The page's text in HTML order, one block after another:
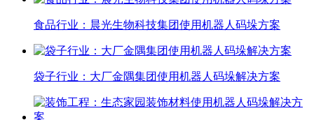
食品行业：晨光生物科技集团使用机器人码垛方案
袋子行业：大厂金隅集团使用机器人码垛解决方案